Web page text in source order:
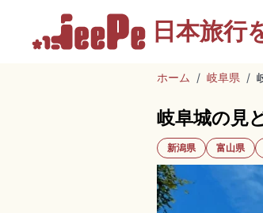
日本旅行
ホーム / 岐阜県 /
岐阜城の見
新潟県 富山県